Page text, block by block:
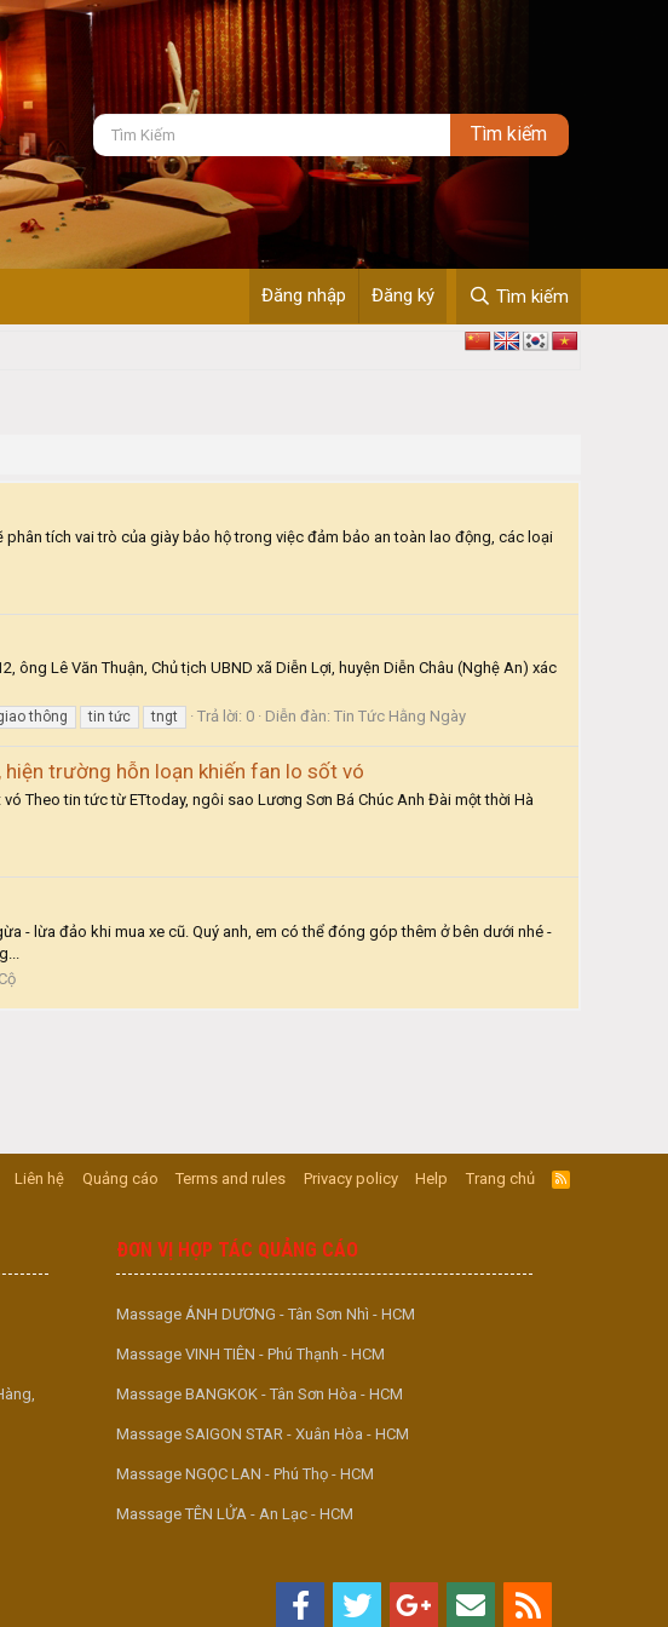
Đăng nhập Đăng ký Tìm kiếm
tích vai trò của giày bảo hộ trong việc đảm bảo an toàn lao động, các loại
Lê Văn Thuận, Chủ tịch UBND xã Diễn Lợi, huyện Diễn Châu (Nghệ An) xác
thông tin tức tngt Trả lời: 0 Diễn đàn: Tin Tức Hằng Ngày
hiện trường hỗn loạn khiến fan lo sốt vó
Theo tin tức từ ETtoday, ngôi sao Lương Sơn Bá Chúc Anh Đài một thời Hà
- lừa đảo khi mua xe cũ. Quý anh, em có thể đóng góp thêm ở bên dưới nhé -
Liên hệ Quảng cáo Terms and rules Privacy policy Help Trang chủ
R
S
ĐƠN VỊ HỢP TÁC QUẢNG CÁO
Massage ÁNH DƯƠNG - Tân Sơn Nhì - HCM
Massage VINH TIÊN - Phú Thạnh - HCM
Massage BANGKOK - Tân Sơn Hòa - HCM
Massage SAIGON STAR - Xuân Hòa - HCM
Massage NGỌC LAN - Phú Thọ - HCM
Massage TÊN LỬA - An Lạc - HCM